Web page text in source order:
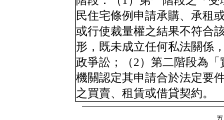
民住宅條例申請承購、承租
或行使裁量權之結果不符合
形，既未成立任何私法關係
政爭訟；（2）第二階段為
機關認定其申請合於法定要
之買賣、租賃或借貸契約。